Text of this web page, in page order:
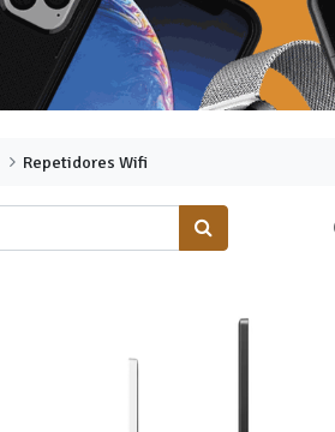
Repetidores Wifi